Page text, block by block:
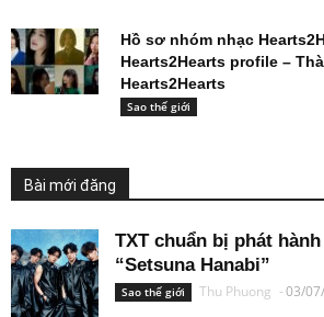
Hồ sơ nhóm nhạc
Hearts2Hearts profile –
Hearts2Hearts
Sao thế giới
Bài mới đăng
TXT chuẩn bị phát
“Setsuna Hanabi”
Sao thế giới Thu Phuong -03/